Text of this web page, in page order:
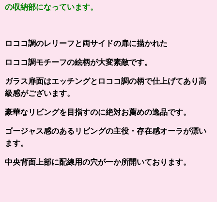
の収納部になっています。
ロココ調のレリーフと両サイドの扉に描かれた
ロココ調モチーフの絵柄が大変素敵です。
ガラス扉面はエッチングとロココ調の柄で仕上げてあり高
級感がございます。
豪華なリビングを目指すのに絶対お薦めの逸品です。
ゴージャス感のあるリビングの主役・存在感オーラが漂い
ます。
中央背面上部に配線用の穴が一か所開いております。